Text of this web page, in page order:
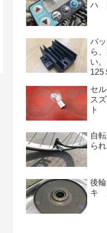
ハ
バ
ら
い
125
セ
ス
ト
自
ら
後
キ